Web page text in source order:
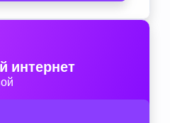
интернет